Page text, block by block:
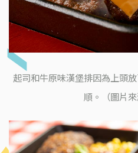
起司和牛原味漢堡排因為上頭
順。（圖片來